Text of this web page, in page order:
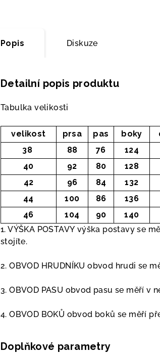
Popis Diskuze
Detailní popis produktu
Tabulka velikosti
velikost prsa pas boky
38
88 76 124
40
92 80 128
42
96 84 132
44
100 86 136
46
104 90 140
1. VÝŠKA POSTAVY výška postavy se
stojíte.
2. OBVOD HRUDNÍKU obvod hrudi se
3. OBVOD PASU obvod pasu se měří v
4. OBVOD BOKŮ obvod boků se měří
Doplňkové parametry